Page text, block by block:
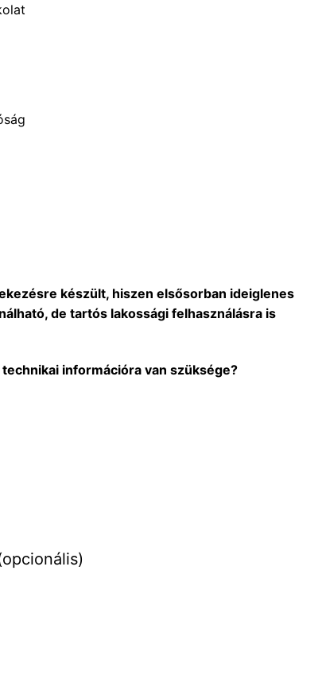
készült, hiszen elsősorban ideiglenes
de tartós lakossági felhasználásra is
információra van szüksége?